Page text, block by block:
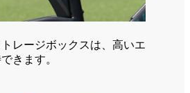
レージボックスは、高いエ
きます。